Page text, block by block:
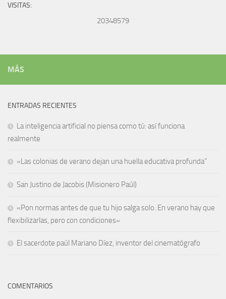
VISITAS:
20348579
MÁS
ENTRADAS RECIENTES
La inteligencia artificial no piensa como tú: así funciona
realmente
«Las colonias de verano dejan una huella educativa profunda”
San Justino de Jacobis (Misionero Paúl)
«Pon normas antes de que tu hijo salga solo. En verano hay que
flexibilizarlas, pero con condiciones»
El sacerdote paúl Mariano Díez, inventor del cinematógrafo
COMENTARIOS